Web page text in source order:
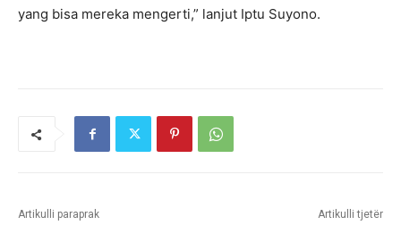
yang bisa mereka mengerti,” lanjut Iptu Suyono.
Artikulli paraprak Artikulli tjetër